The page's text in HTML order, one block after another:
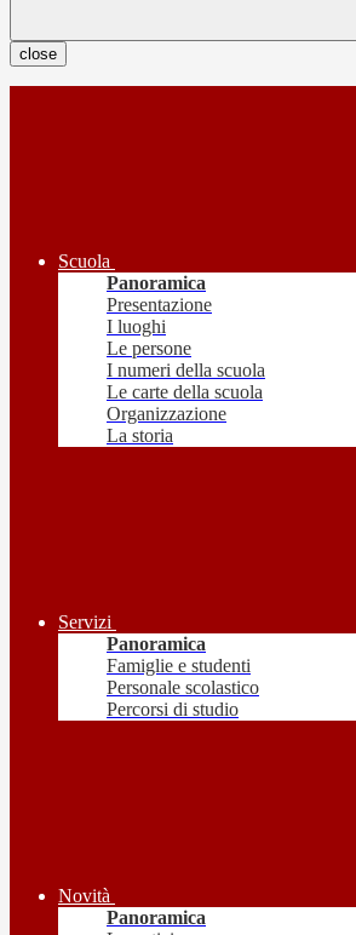
close
Scuola
Panoramica
Presentazione
I luoghi
Le persone
I numeri della scuola
Le carte della scuola
Organizzazione
La storia
Servizi
Panoramica
Famiglie e studenti
Personale scolastico
Percorsi di studio
Novità
Panoramica